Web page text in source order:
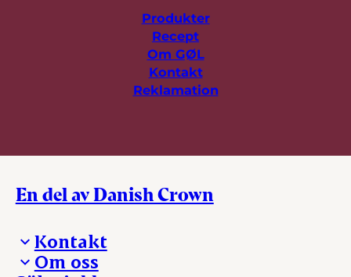
Produkter
Recept
Om GØL
Kontakt
Reklamation
En del av Danish Crown
Kontakt
Presskontakt – För dig som är journalist
Om oss